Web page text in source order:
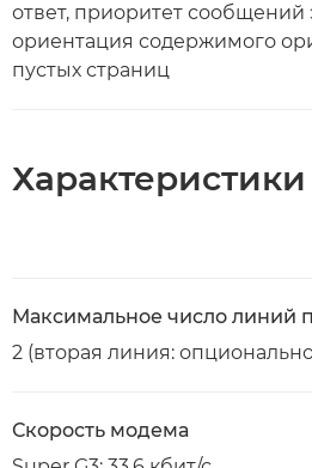
ответ, приоритет сообщений
ориентация содержимого
пустых страниц
Максимальное число линий
2 (вторая линия:
Скорость модема